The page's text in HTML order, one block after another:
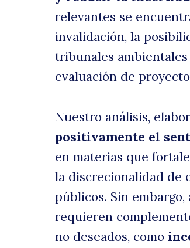
relevantes se
invalidación, la
tribunales
evaluación de
Nuestro análisis,
positivamente el
en materias que
la discrecionalidad de
públicos. Sin
requieren
no deseados, como